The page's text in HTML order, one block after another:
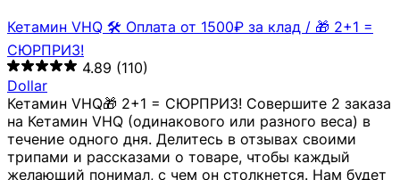
Кетамин VHQ 🛠 Оплата от 1500₽ за клад / 🎁 2+1 =
СЮРПРИЗ!
4.89 (110)
Dollar
Кетамин VHQ🎁 2+1 = СЮРПРИЗ! Совершите 2 заказа
на Кетамин VHQ (одинакового или разного веса) в
течение одного дня. Делитесь в отзывах своими
трипами и рассказами о товаре, чтобы каждый
желающий понимал, с чем он столкнется. Нам будет